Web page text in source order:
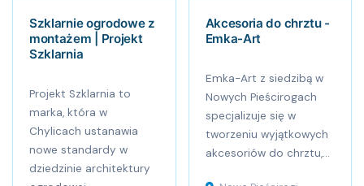
Szklarnie ogrodowe z
montażem | Projekt
Szklarnia
Projekt Szklarnia to
marka, która w
Chylicach ustanawia
nowe standardy w
dziedzinie architektury
Akcesoria do chrztu -
Emka-Art
Emka-Art z siedzibą w
Nowych Pieścirogach
specjalizuje się w
tworzeniu wyjątkowych
akcesoriów do chrztu,...